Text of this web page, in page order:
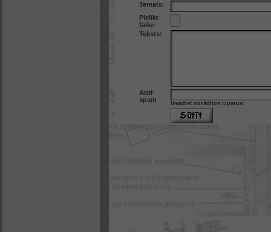
Temats:
Pielikt
failu:
Teksts:
Anti-
spam
Ievadiet norādītos ciparus: